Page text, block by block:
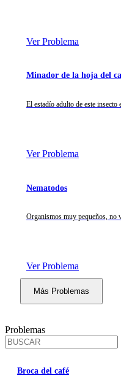
Ver Problema
Minador de la hoja del
El estadío adulto de este insecto
Ver Problema
Nematodos
Organismos muy pequeños, no
Ver Problema
Más Problemas
Problemas
Broca del café